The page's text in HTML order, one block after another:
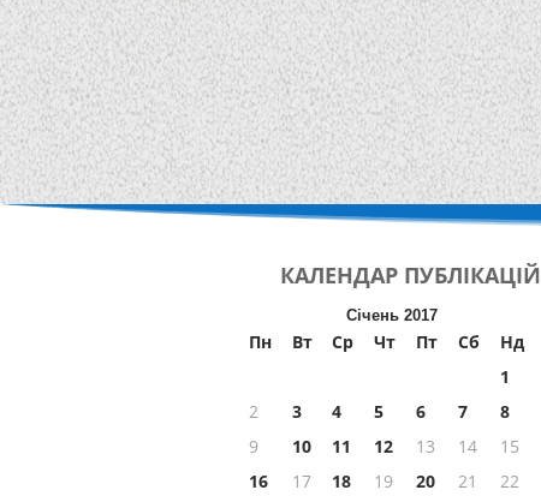
КАЛЕНДАР ПУБЛІКАЦІЙ
Січень 2017
Пн Вт Ср Чт Пт Сб
Нд
1
2
3 4 5 6 7
8
9
10 11 12 13 14
15
16
17 18 19 20 21 22